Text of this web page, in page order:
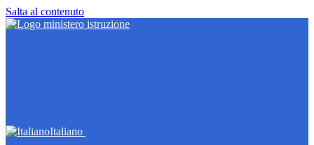
Salta al contenuto
Italiano